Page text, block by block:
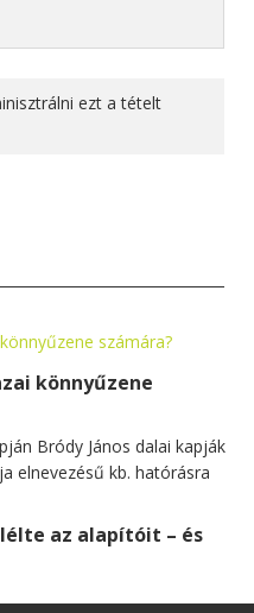
ezt a tételt
könnyűzene
Bródy János dalai kapják
elnevezésű kb. hatórásra
az alapítóit – és